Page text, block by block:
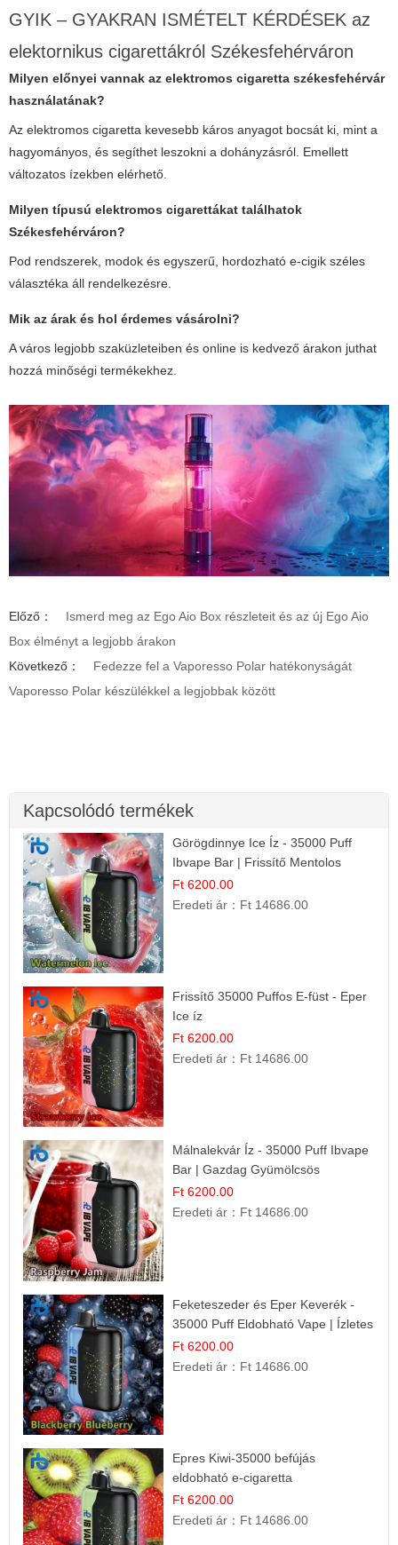
GYIK – GYAKRAN ISMÉTELT KÉRDÉSEK az
elektornikus cigarettákról Székesfehérváron
Milyen előnyei vannak az elektromos cigaretta székesfehérvár
használatának?
Az elektromos cigaretta kevesebb káros anyagot bocsát ki, mint a
hagyományos, és segíthet leszokni a dohányzásról. Emellett
változatos ízekben elérhető.
Milyen típusú elektromos cigarettákat találhatok
Székesfehérváron?
Pod rendszerek, modok és egyszerű, hordozható e-cigik széles
választéka áll rendelkezésre.
Mik az árak és hol érdemes vásárolni?
A város legjobb szaküzleteiben és online is kedvező árakon juthat
hozzá minőségi termékekhez.
Előző：
Ismerd meg az Ego Aio Box részleteit és az új Ego Aio
Box élményt a legjobb árakon
Következő：
Fedezze fel a Vaporesso Polar hatékonyságát
Vaporesso Polar készülékkel a legjobbak között
Kapcsolódó termékek
Görögdinnye Ice Íz - 35000 Puff
Ibvape Bar | Frissítő Mentolos
Élmény!
Ft 6200.00
Eredeti ár： Ft 14686.00
Frissítő 35000 Puffos E-füst - Eper
Ice íz
Ft 6200.00
Eredeti ár： Ft 14686.00
Málnalekvár Íz - 35000 Puff Ibvape
Bar | Gazdag Gyümölcsös
Ízélmény!
Ft 6200.00
Eredeti ár： Ft 14686.00
Feketeszeder és Eper Keverék -
35000 Puff Eldobható Vape | Ízletes
Gyümölcsökombináció!
Ft 6200.00
Eredeti ár： Ft 14686.00
Epres Kiwi-35000 befújás
eldobható e-cigaretta
Ft 6200.00
Eredeti ár： Ft 14686.00